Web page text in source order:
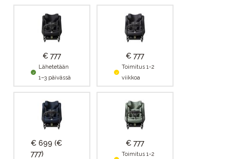
€ 777
Lähetetään
1–3 päivässä
€ 777
Toimitus 1-2
viikkoa
€ 699 (€
777)
€ 777
Toimitus 1-2